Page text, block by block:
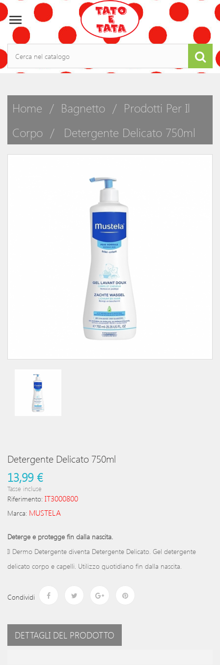

Home Bagnetto
Prodotti Per Il
Corpo
Detergente Delicato 750ml
Detergente Delicato 750ml
13,99 €
Tasse incluse
Riferimento: IT3000800
Marca: MUSTELA
Deterge e protegge fin dalla nascita.
Il Dermo Detergente diventa Detergente Delicato. Gel detergente
delicato corpo e capelli. Utilizzo quotidiano fin dalla nascita.
Condividi
DETTAGLI DEL PRODOTTO